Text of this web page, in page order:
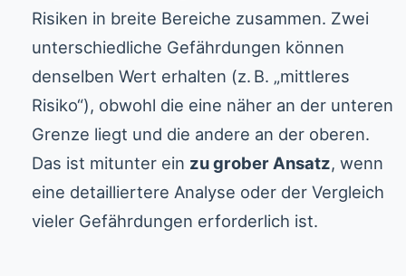
Risiken in breite Bereiche zusammen. Zwei
unterschiedliche Gefährdungen können
denselben Wert erhalten (z. B. „mittleres
Risiko“), obwohl die eine näher an der unteren
Grenze liegt und die andere an der oberen.
Das ist mitunter ein zu grober Ansatz, wenn
eine detailliertere Analyse oder der Vergleich
vieler Gefährdungen erforderlich ist.